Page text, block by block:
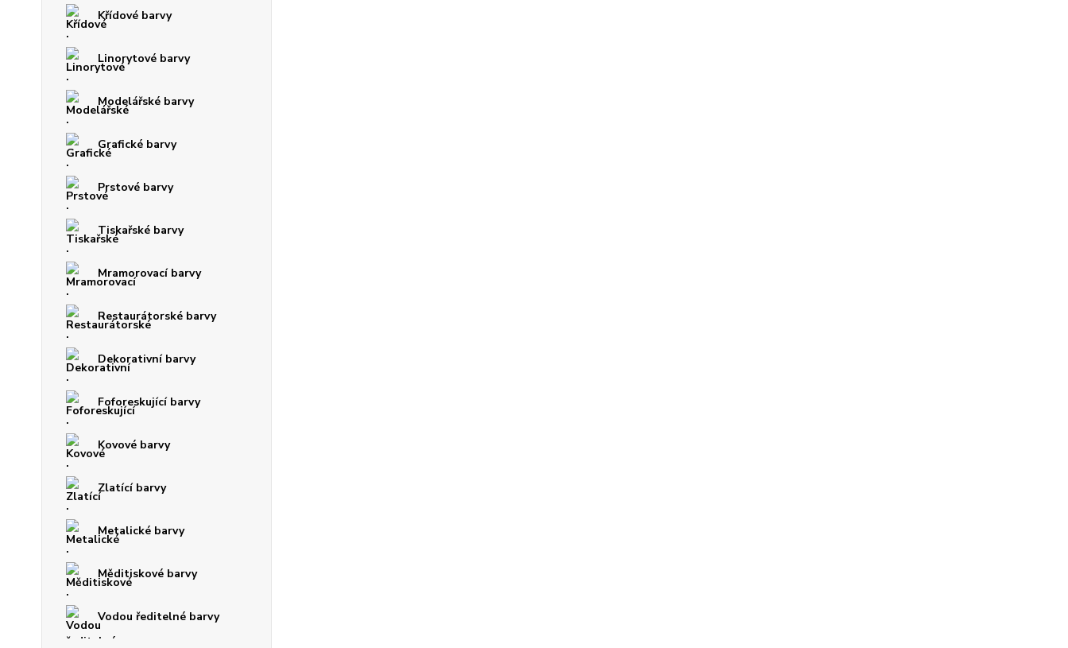
Křídové barvy
Linorytové barvy
Modelářské barvy
Grafické barvy
Prstové barvy
Tiskařské barvy
Mramorovací barvy
Restaurátorské barvy
Dekorativní barvy
Foforeskující barvy
Kovové barvy
Zlatící barvy
Metalické barvy
Měditiskové barvy
Vodou ředitelné barvy